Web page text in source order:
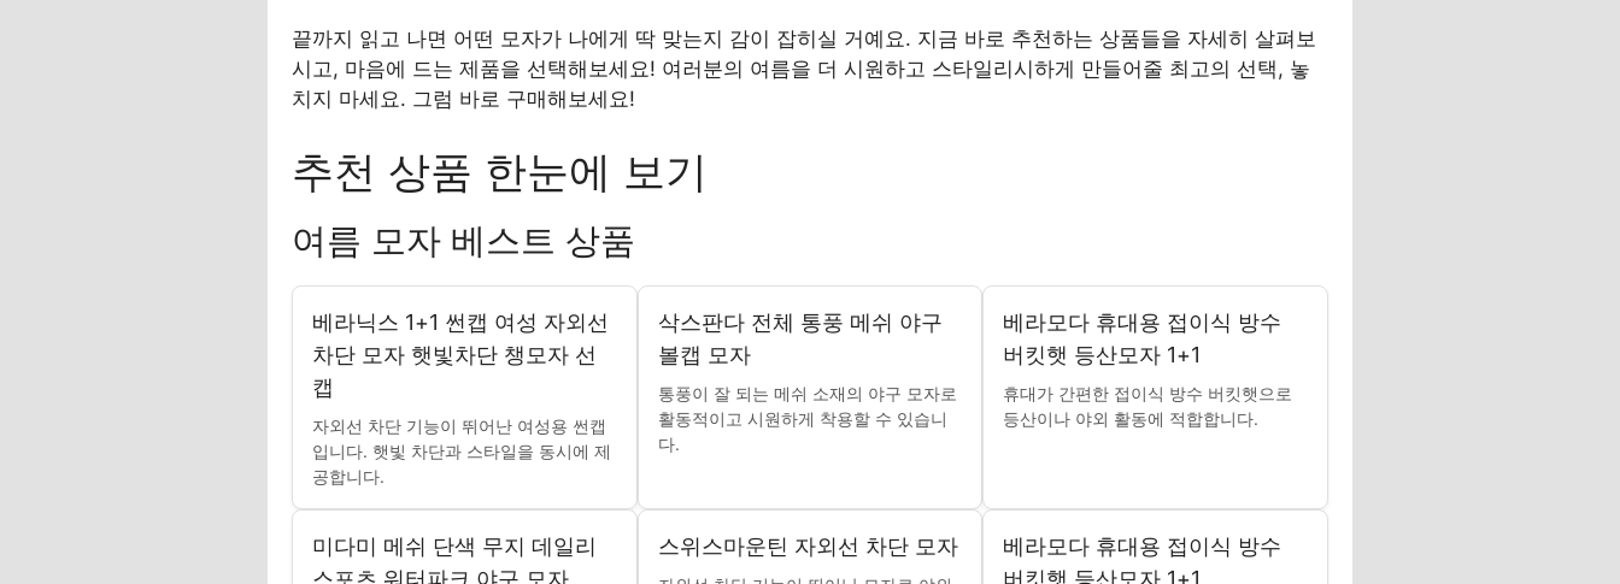
끝까지 읽고 나면 어떤 모자가 나에게 딱 맞는지 감이 잡히실 거예요. 지금 바로 추천하는 상품들을 자세히 살펴보
시고, 마음에 드는 제품을 선택해보세요! 여러분의 여름을 더 시원하고 스타일리시하게 만들어줄 최고의 선택, 놓
치지 마세요. 그럼 바로 구매해보세요!
추천 상품 한눈에 보기
여름 모자 베스트 상품
베라닉스 1+1 썬캡 여성 자외선
차단 모자 햇빛차단 챙모자 선
캡
자외선 차단 기능이 뛰어난 여성용 썬캡
입니다. 햇빛 차단과 스타일을 동시에 제
공합니다.
삭스판다 전체 통풍 메쉬 야구
볼캡 모자
통풍이 잘 되는 메쉬 소재의 야구 모자로
활동적이고 시원하게 착용할 수 있습니
다.
베라모다 휴대용 접이식 방수
버킷햇 등산모자 1+1
휴대가 간편한 접이식 방수 버킷햇으로
등산이나 야외 활동에 적합합니다.
미다미 메쉬 단색 무지 데일리
스포츠 워터파크 야구 모자
스위스마운틴 자외선 차단 모자
베라모다 휴대용 접이식 방수
버킷햇 등산모자 1+1